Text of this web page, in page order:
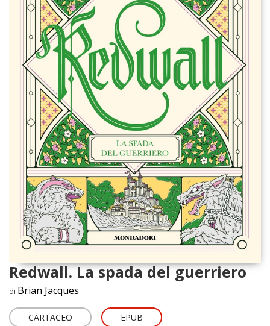
Redwall. La spada del guerriero
di Brian Jacques
CARTACEO EPUB